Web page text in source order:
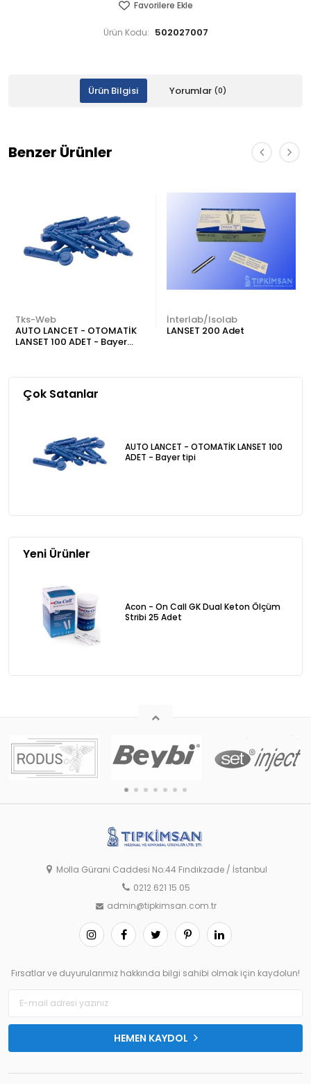
Favorilere Ekle
Ürün Kodu: 502027007
Ürün Bilgisi Yorumlar (0)
Benzer Ürünler
Tks-Web
AUTO LANCET - OTOMATİK
LANSET 100 ADET - Bayer
İnterlab/Isolab
LANSET 200 Adet
Çok Satanlar
AUTO LANCET - OTOMATİK LANSET 100
ADET - Bayer tipi
Yeni Ürünler
Acon - On Call GK Dual Keton Ölçüm
Stribi 25 Adet
Molla Gürani Caddesi No:44 Fındıkzade / İstanbul
0212 621 15 05
admin@tipkimsan.com.tr
Fırsatlar ve duyurularımız hakkında bilgi sahibi olmak için kaydolun!
HEMEN KAYDOL